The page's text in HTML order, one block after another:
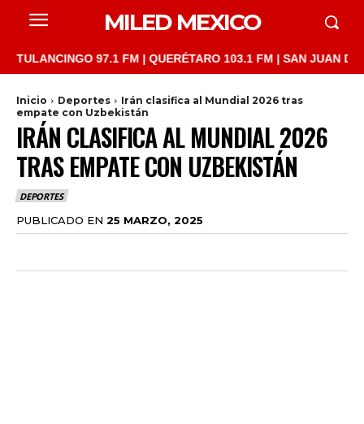
MILED MEXICO
97.1 FM | QUERÉTARO 103.1 FM | SAN JUAN DEL
Inicio Deportes
Irán clasifica al Mundial 2026 tras
empate con Uzbekistán
IRÁN CLASIFICA AL MUNDIAL 2026
TRAS EMPATE CON UZBEKISTÁN
DEPORTES
PUBLICADO EN 25 MARZO, 2025